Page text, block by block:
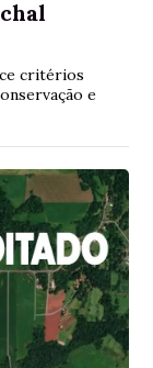
critérios
e